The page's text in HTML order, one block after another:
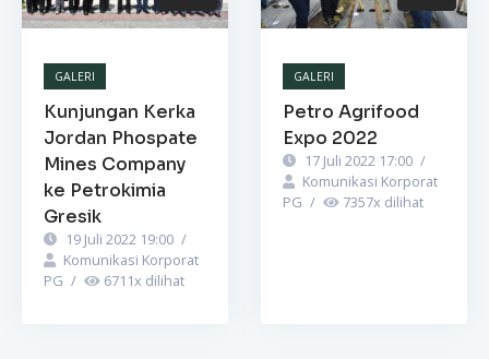
GALERI
Kunjungan Kerka
Jordan Phospate
Mines Company
ke Petrokimia
Gresik
19 Juli 2022 19:00 /
Komunikasi Korporat
PG / 6711x dilihat
GALERI
Petro Agrifood
Expo 2022
17 Juli 2022 17:00 /
Komunikasi Korporat
PG / 7357x dilihat